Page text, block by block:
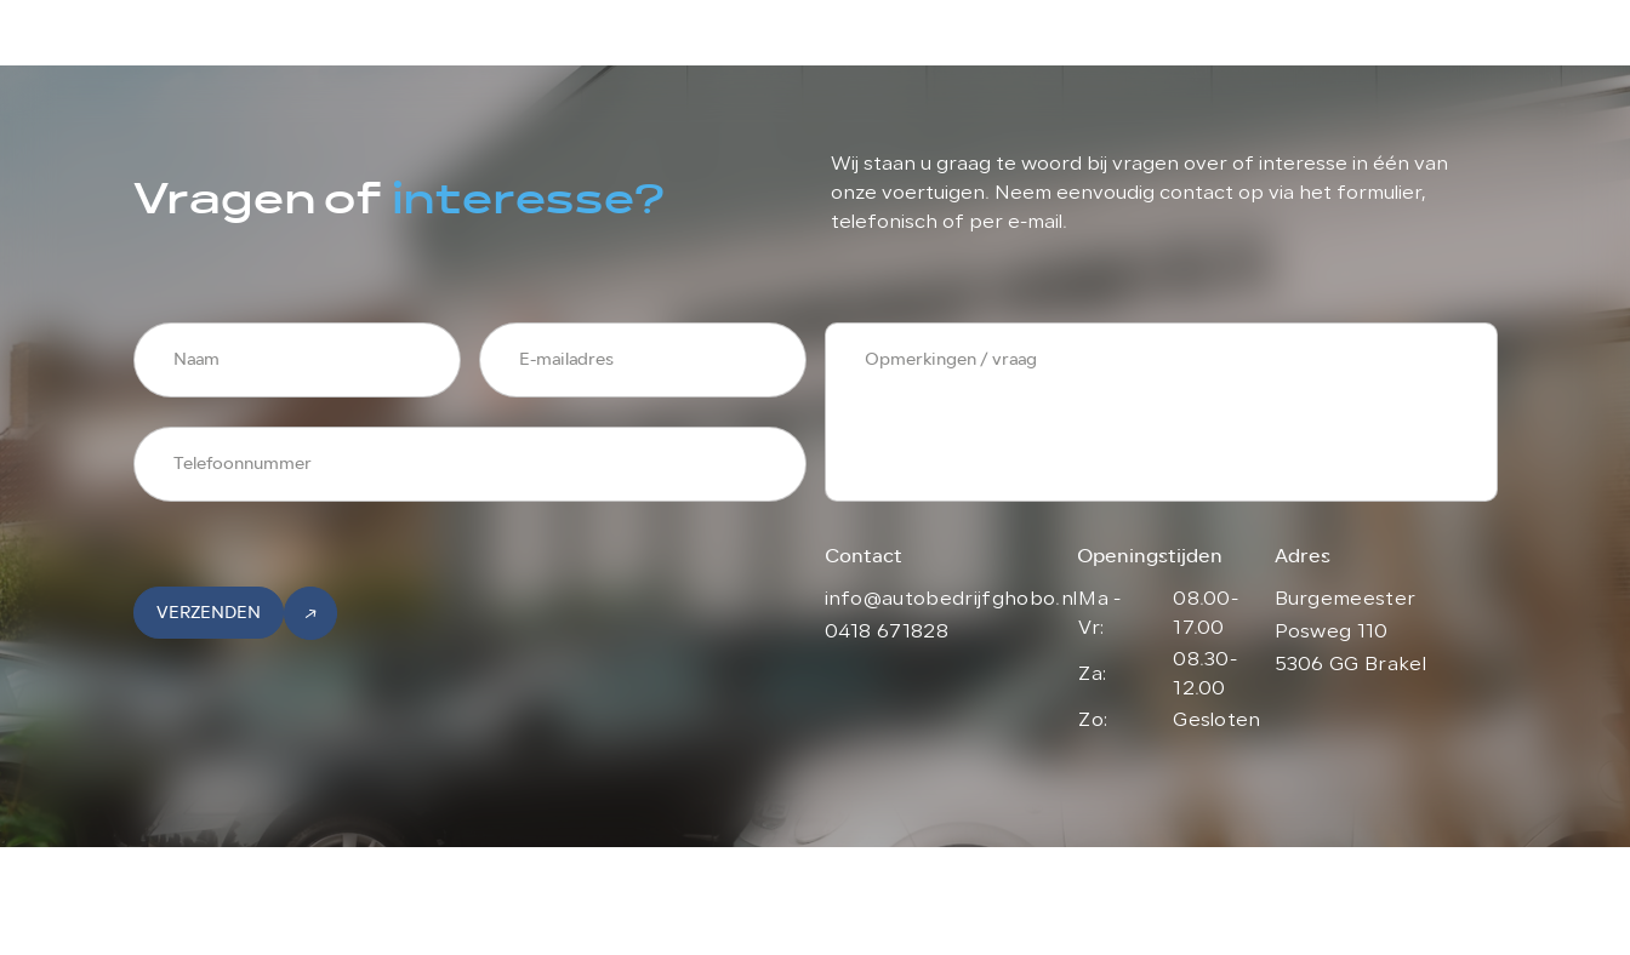
Vragen of interesse?
Wij staan u graag te woord bij vragen over of interesse in één van
onze voertuigen. Neem eenvoudig contact op via het formulier,
telefonisch of per e-mail.
VERZENDEN
Contact
info@autobedrijfghobo.nl
0418 671828
Openingstijden
Ma -
Vr:
08.00-
17.00
Za:
08.30-
12.00
Zo:
Gesloten
Adres
Burgemeester
Posweg 110
5306 GG Brakel